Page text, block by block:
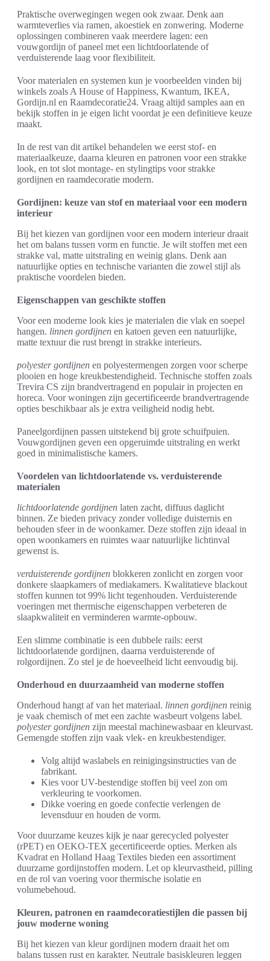
Praktische overwegingen wegen ook zwaar. Denk aan
warmteverlies via ramen, akoestiek en zonwering. Moderne
oplossingen combineren vaak meerdere lagen: een
vouwgordijn of paneel met een lichtdoorlatende of
verduisterende laag voor flexibiliteit.
Voor materialen en systemen kun je voorbeelden vinden bij
winkels zoals A House of Happiness, Kwantum, IKEA,
Gordijn.nl en Raamdecoratie24. Vraag altijd samples aan en
bekijk stoffen in je eigen licht voordat je een definitieve keuze
maakt.
In de rest van dit artikel behandelen we eerst stof- en
materiaalkeuze, daarna kleuren en patronen voor een strakke
look, en tot slot montage- en stylingtips voor strakke
gordijnen en raamdecoratie modern.
Gordijnen: keuze van stof en materiaal voor een modern
interieur
Bij het kiezen van gordijnen voor een modern interieur draait
het om balans tussen vorm en functie. Je wilt stoffen met een
strakke val, matte uitstraling en weinig glans. Denk aan
natuurlijke opties en technische varianten die zowel stijl als
praktische voordelen bieden.
Eigenschappen van geschikte stoffen
Voor een moderne look kies je materialen die vlak en soepel
hangen. linnen gordijnen en katoen geven een natuurlijke,
matte textuur die rust brengt in strakke interieurs.
polyester gordijnen en polyestermengen zorgen voor scherpe
plooien en hoge kreukbestendigheid. Technische stoffen zoals
Trevira CS zijn brandvertragend en populair in projecten en
horeca. Voor woningen zijn gecertificeerde brandvertragende
opties beschikbaar als je extra veiligheid nodig hebt.
Paneelgordijnen passen uitstekend bij grote schuifpuien.
Vouwgordijnen geven een opgeruimde uitstraling en werkt
goed in minimalistische kamers.
Voordelen van lichtdoorlatende vs. verduisterende
materialen
lichtdoorlatende gordijnen laten zacht, diffuus daglicht
binnen. Ze bieden privacy zonder volledige duisternis en
behouden sfeer in de woonkamer. Deze stoffen zijn ideaal in
open woonkamers en ruimtes waar natuurlijke lichtinval
gewenst is.
verduisterende gordijnen blokkeren zonlicht en zorgen voor
donkere slaapkamers of mediakamers. Kwalitatieve blackout
stoffen kunnen tot 99% licht tegenhouden. Verduisterende
voeringen met thermische eigenschappen verbeteren de
slaapkwaliteit en verminderen warmte-opbouw.
Een slimme combinatie is een dubbele rails: eerst
lichtdoorlatende gordijnen, daarna verduisterende of
rolgordijnen. Zo stel je de hoeveelheid licht eenvoudig bij.
Onderhoud en duurzaamheid van moderne stoffen
Onderhoud hangt af van het materiaal. linnen gordijnen reinig
je vaak chemisch of met een zachte wasbeurt volgens label.
polyester gordijnen zijn meestal machinewasbaar en kleurvast.
Gemengde stoffen zijn vaak vlek- en kreukbestendiger.
Volg altijd waslabels en reinigingsinstructies van de
fabrikant.
Kies voor UV-bestendige stoffen bij veel zon om
verkleuring te voorkomen.
Dikke voering en goede confectie verlengen de
levensduur en houden de vorm.
Voor duurzame keuzes kijk je naar gerecycled polyester
(rPET) en OEKO-TEX gecertificeerde opties. Merken als
Kvadrat en Holland Haag Textiles bieden een assortiment
duurzame gordijnstoffen modern. Let op kleurvastheid, pilling
en de rol van voering voor thermische isolatie en
volumebehoud.
Kleuren, patronen en raamdecoratiestijlen die passen bij
jouw moderne woning
Bij het kiezen van kleur gordijnen modern draait het om
balans tussen rust en karakter. Neutrale basiskleuren leggen